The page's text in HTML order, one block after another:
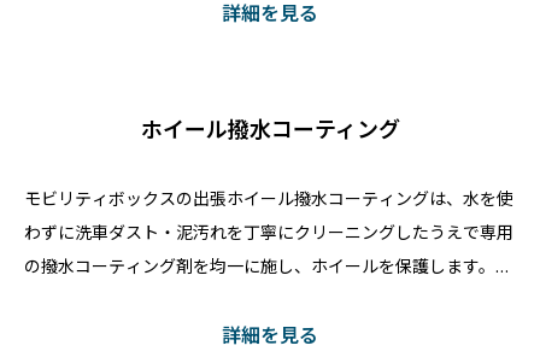
詳細を見る
ホイール撥水コーティング
モビリティボックスの出張ホイール撥水コーティングは、水を使
わずに洗車ダスト・泥汚れを丁寧にクリーニングしたうえで専用
の撥水コーティング剤を均一に施し、ホイールを保護します。施
まれると同時に、雨・泥・汚れを弾く撥水状態となります。ブレ
詳細を見る